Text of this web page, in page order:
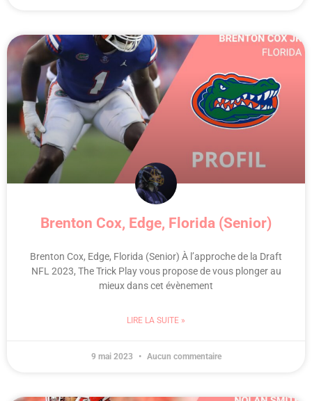
Brenton Cox, Edge, Florida (Senior)
Brenton Cox, Edge, Florida (Senior) À l’approche de la Draft
NFL 2023, The Trick Play vous propose de vous plonger au
mieux dans cet évènement
LIRE LA SUITE »
9 mai 2023 Aucun commentaire